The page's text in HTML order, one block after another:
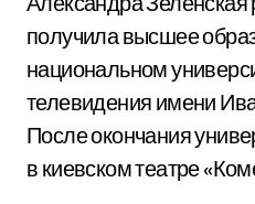
получила высшее
национальном
телевидения имени
После окончания
в киевском театре